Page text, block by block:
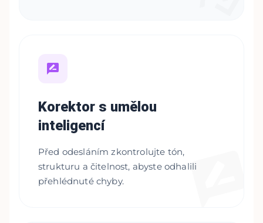
Korektor s umělou
inteligencí
Před odesláním zkontrolujte tón,
strukturu a čitelnost, abyste odhalili
přehlédnuté chyby.